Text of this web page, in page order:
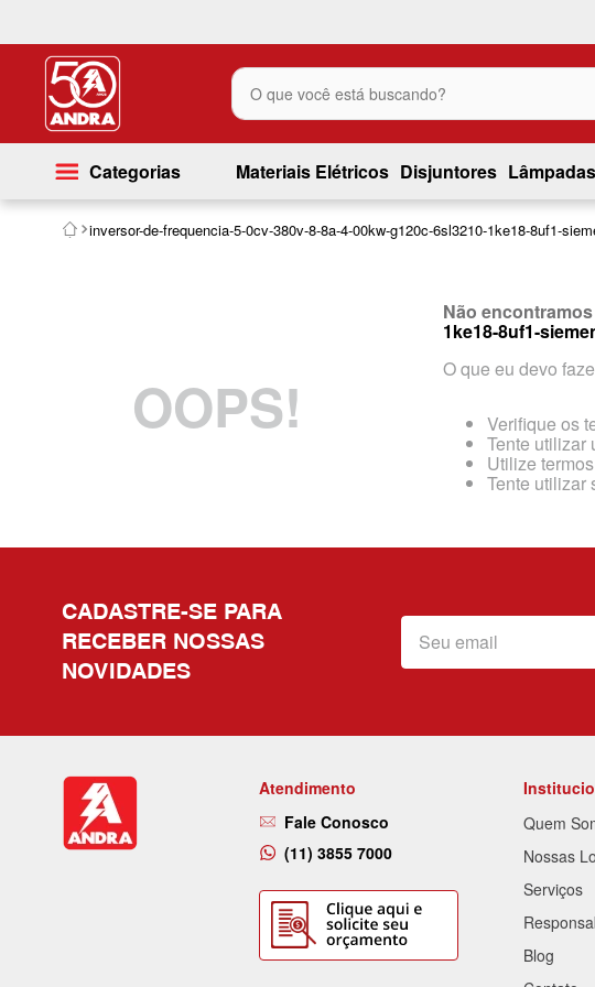
O que você está buscando?
Categorias Materiais Elétricos Disjuntores Lâmpadas
inversor-de-frequencia-5-0cv-380v-8-8a-4-00kw-g120c-6sl3210-1ke18-8uf1-
OOPS!
Não
1ke18-8uf1-
O que eu devo
Verifique os
Tente utilizar
Utilize
Tente utilizar
CADASTRE-SE PARA
RECEBER NOSSAS
NOVIDADES
Atendimento
Fale Conosco
(11) 3855 7000
Quem
Nossas
Serviços
Blog